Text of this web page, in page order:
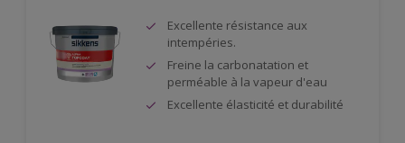
Excellente résistance aux
intempéries.
Freine la carbonatation et
perméable à la vapeur d'eau
Excellente élasticité et durabilité